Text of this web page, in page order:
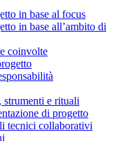
in base al focus
in base all’ambito di
coinvolte
strumenti e rituali
di progetto
tecnici collaborativi